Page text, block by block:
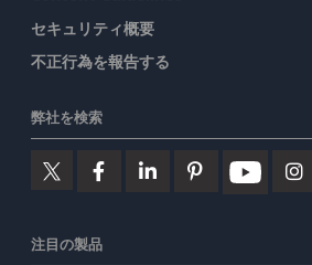
セキュリティ概要
不正行為を報告する
弊社を検索
注目の製品